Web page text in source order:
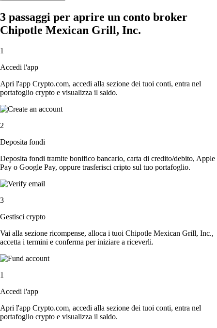
3 passaggi per aprire un conto broker
Chipotle Mexican Grill, Inc.
1
Accedi l'app
Apri l'app Crypto.com, accedi alla sezione dei tuoi conti, entra nel
portafoglio crypto e visualizza il saldo.
2
Deposita fondi
Deposita fondi tramite bonifico bancario, carta di credito/debito, Apple
Pay o Google Pay, oppure trasferisci cripto sul tuo portafoglio.
3
Gestisci crypto
Vai alla sezione ricompense, alloca i tuoi Chipotle Mexican Grill, Inc.,
accetta i termini e conferma per iniziare a riceverli.
1
Accedi l'app
Apri l'app Crypto.com, accedi alla sezione dei tuoi conti, entra nel
portafoglio crypto e visualizza il saldo.